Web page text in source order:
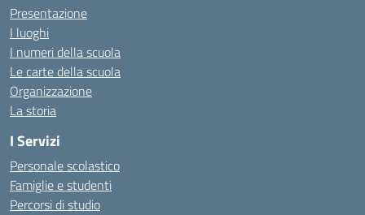
Presentazione
I luoghi
I numeri della scuola
Le carte della scuola
Organizzazione
La storia
I Servizi
Personale scolastico
Famiglie e studenti
Percorsi di studio